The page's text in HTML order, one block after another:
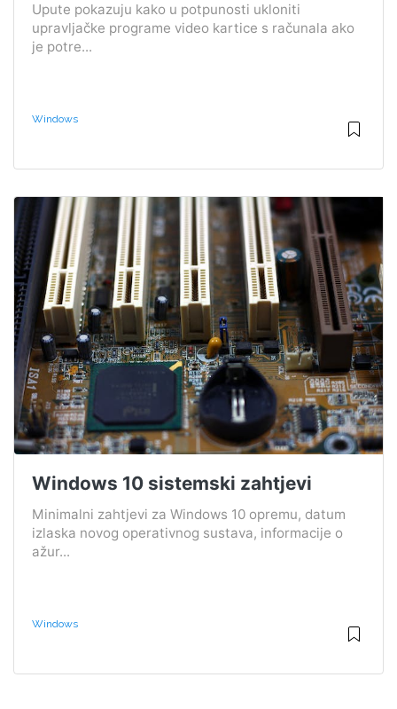
Upute pokazuju kako u potpunosti ukloniti
upravljačke programe video kartice s računala ako
je potre...
Windows
Windows 10 sistemski zahtjevi
Minimalni zahtjevi za Windows 10 opremu, datum
izlaska novog operativnog sustava, informacije o
ažur...
Windows